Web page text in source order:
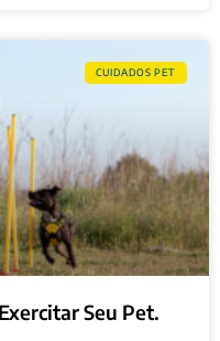
CUIDADOS PET
Seu Pet.